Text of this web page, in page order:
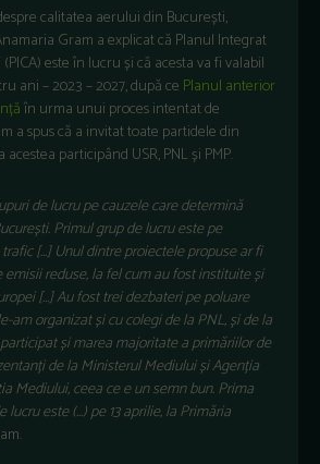
calitatea aerului din București,
Gram a explicat că Planul Integrat
este în lucru și că acesta va fi valabil
ani – 2023 – 2027, după ce Planul anterior
în urma unui proces intentat de
a spus că a invitat toate partidele din
acestea participând USR, PNL și PMP.
de lucru pe cauzele care determină
Primul grup de lucru este pe
[…] Unul dintre proiectele propuse ar fi
reduse, la fel cum au fost instituite și
[…] Au fost trei dezbateri pe poluare
am organizat și cu colegi de la PNL, și de la
și marea majoritate a primăriilor de
de la Ministerul Mediului și Agenția
Mediului, ceea ce e un semn bun. Prima
lucru este (…) pe 13 aprilie, la Primăria